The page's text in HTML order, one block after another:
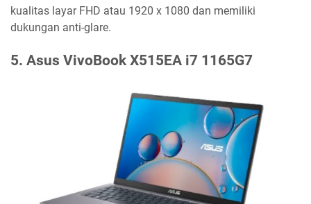
kualitas layar FHD atau 1920 x 1080 dan memiliki
dukungan anti-glare.
5. Asus VivoBook X515EA i7 1165G7